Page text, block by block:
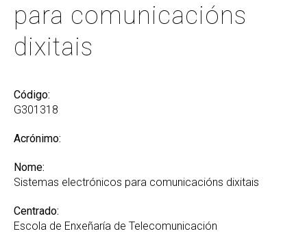
para comunicacións
dixitais
Código:
G301318
Acrónimo:
Nome:
Sistemas electrónicos para comunicacións dixitais
Centrado:
Escola de Enxeñaría de Telecomunicación